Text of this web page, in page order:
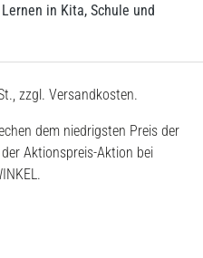
in Kita, Schule und
zzgl. Versandkosten.
dem niedrigsten Preis der
Aktionspreis-Aktion bei